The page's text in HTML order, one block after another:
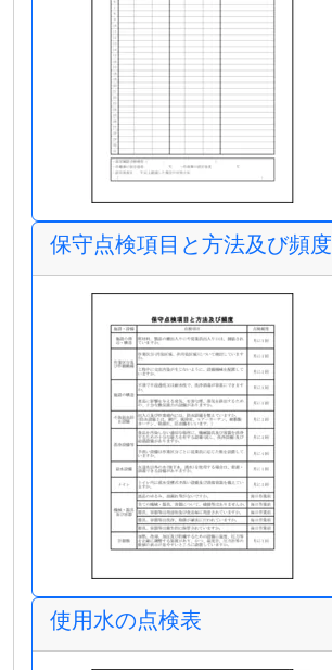
保守点検項目と方法及び頻度
使用水の点検表